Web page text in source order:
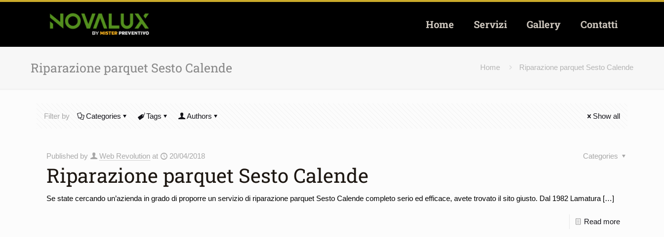
Home Servizi Gallery Contatti
Riparazione parquet Sesto Calende Home Riparazione parquet Sesto Calende
Filter by Categories Tags Authors Show all
Published by Web Revolution at 20/04/2018 Categories
Riparazione parquet Sesto Calende
Se state cercando un’azienda in grado di proporre un servizio di riparazione parquet Sesto Calende completo serio ed efficace, avete trovato il sito giusto. Dal 1982 Lamatura […]
Read more